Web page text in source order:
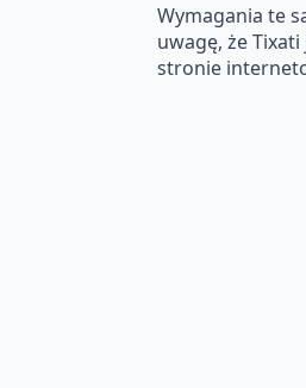
Wymagania te
uwagę, że
stronie